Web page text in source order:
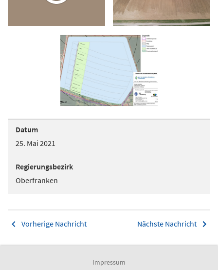
Datum
25. Mai 2021
Regierungsbezirk
Oberfranken
Vorherige Nachricht Nächste Nachricht
Impressum